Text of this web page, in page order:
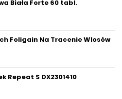
Biała Forte 60 tabl.
Foligain Na Tracenie Wlosów
Repeat S DX2301410